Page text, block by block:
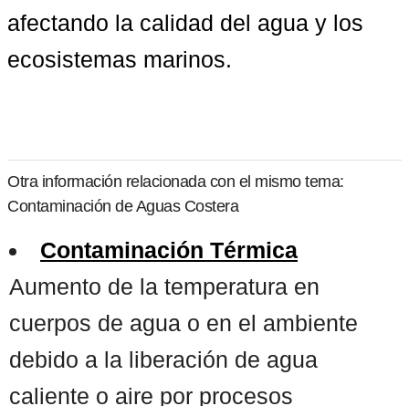
afectando la calidad del agua y los
ecosistemas marinos.
Otra información relacionada con el mismo tema:
Contaminación de Aguas Costera
Contaminación Térmica
Aumento de la temperatura en
cuerpos de agua o en el ambiente
debido a la liberación de agua
caliente o aire por procesos